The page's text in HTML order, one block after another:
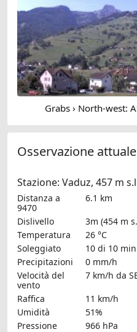
Grabs › North-west:
Osservazione attuale
Stazione: Vaduz, 457 m
Distanza a
9470
6.1 km
Dislivello
3m (454 m
Temperatura
26 °C
Soleggiato
10 di 10 min
Precipitazioni
0 mm/h
Velocità del
vento
7 km/h da
Raffica
11 km/h
Umidità
51%
Pressione
966 hPa